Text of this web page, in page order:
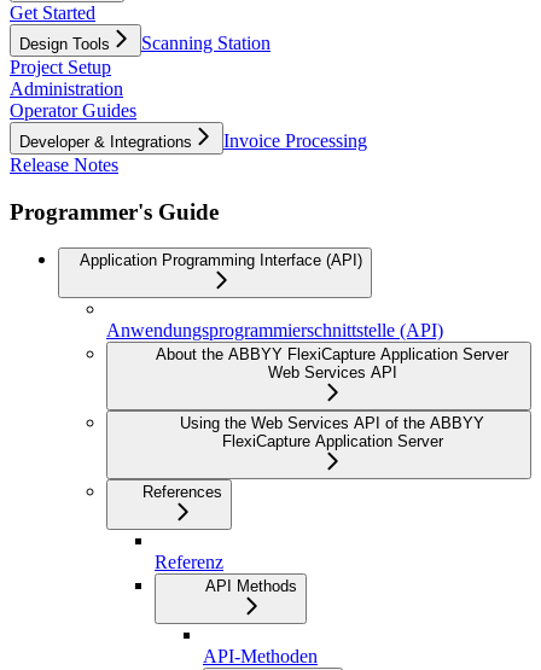
Get Started
Design Tools
Scanning Station
Project Setup
Administration
Operator Guides
Developer & Integrations
Invoice Processing
Release Notes
Programmer's Guide
Application Programming Interface (API)
Anwendungsprogrammierschnittstelle (API)
About the ABBYY FlexiCapture Application Server
Web Services API
Using the Web Services API of the ABBYY
FlexiCapture Application Server
References
Referenz
API Methods
API-Methoden